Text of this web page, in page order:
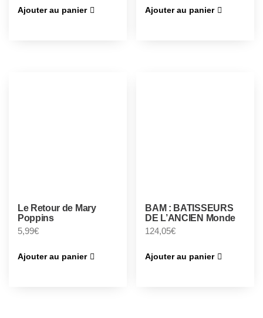
Ajouter au panier Ajouter au panier
Le Retour de Mary
Poppins
5,99€
Ajouter au panier
BAM : BATISSEURS
DE L’ANCIEN Monde
124,05€
Ajouter au panier